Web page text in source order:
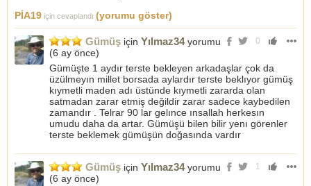
PİA19 için cevaplandı (yorumu göster)
0
Gümüş için Yılmaz34yorumu
(6 ay önce)
Gümüşte 1 aydır terste bekleyen arkadaşlar çok da
üzülmeyın millet borsada aylardır terste beklıyor gümüş
kıymetli maden adı üstünde kıymetli zararda olan
satmadan zarar etmiş değildir zarar sadece kaybedilen
zamandır . Telrar 90 lar gelınce ınsallah herkesın
umudu daha da artar. Gümüşü bilen bilir yenı görenler
terste beklemek gümüşün doğasında vardır
1
Gümüş için Yılmaz34yorumu
(6 ay önce)